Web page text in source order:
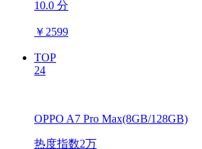
10.0 分
￥ 2599
TOP
24
OPPO A7 Pro Max(8GB/128GB)
热度指数2万